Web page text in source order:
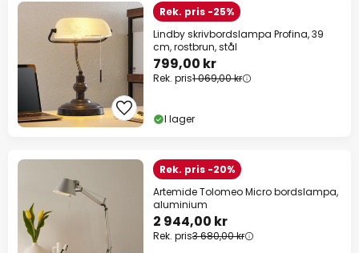
Rek. pris -25%
Lindby skrivbordslampa Profina, 39
cm, rostbrun, stål
799,00 kr
Rek. pris1 069,00 kr
I lager
Rek. pris -20%
Artemide Tolomeo Micro bordslampa,
aluminium
2 944,00 kr
Rek. pris3 680,00 kr